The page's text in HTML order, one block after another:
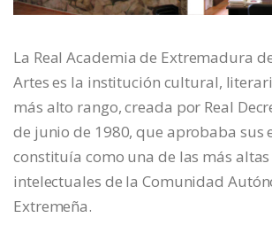
La Real Academia de Extremadura
Artes es la institución cultural,
más alto rango, creada por Real
de junio de 1980, que aprobaba sus
constituía como una de las más
intelectuales de la Comunidad
Extremeña.